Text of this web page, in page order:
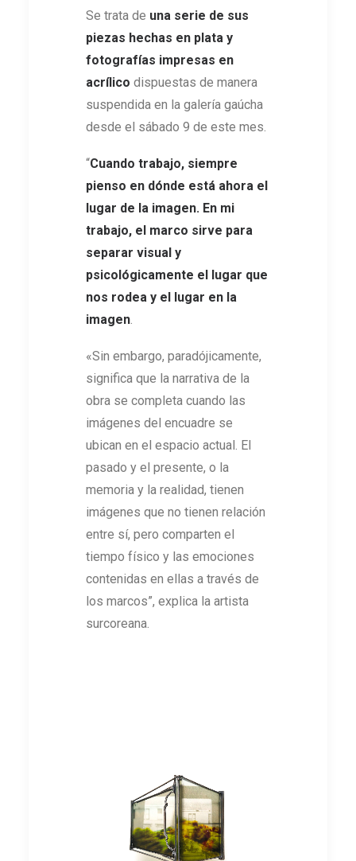
Se trata de una serie de sus
piezas hechas en plata y
fotografías impresas en
acrílico dispuestas de manera
suspendida en la galería gaúcha
desde el sábado 9 de este mes.
“Cuando trabajo, siempre
pienso en dónde está ahora el
lugar de la imagen. En mi
trabajo, el marco sirve para
separar visual y
psicológicamente el lugar que
nos rodea y el lugar en la
imagen.
«Sin embargo, paradójicamente,
significa que la narrativa de la
obra se completa cuando las
imágenes del encuadre se
ubican en el espacio actual. El
pasado y el presente, o la
memoria y la realidad, tienen
imágenes que no tienen relación
entre sí, pero comparten el
tiempo físico y las emociones
contenidas en ellas a través de
los marcos”, explica la artista
surcoreana.